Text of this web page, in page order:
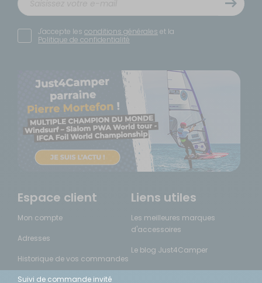
J'accepte les conditions générales et la
Politique de confidentialité
Espace client
Mon compte
Adresses
Historique de vos commandes
Suivi de commande invité
Liens utiles
Les meilleures marques
d'accessoires
Le blog Just4Camper